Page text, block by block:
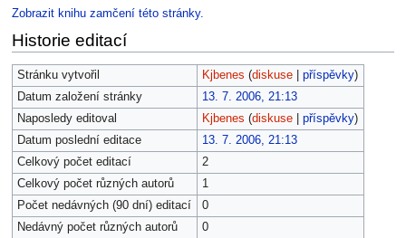
Zobrazit knihu zamčení této stránky.
Historie editací
Stránku vytvořil Kjbenes (diskuse| příspěvky)
Datum založení stránky
13. 7. 2006, 21:13
Naposledy editoval
Kjbenes (diskuse| příspěvky)
Datum poslední editace
13. 7. 2006, 21:13
Celkový počet editací
2
Celkový počet různých autorů
1
Počet nedávných (90 dní) editací
0
Nedávný počet různých autorů
0